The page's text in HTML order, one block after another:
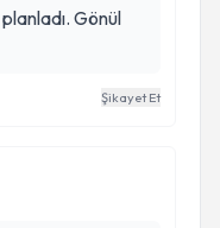
Gönül
Şikayet Et